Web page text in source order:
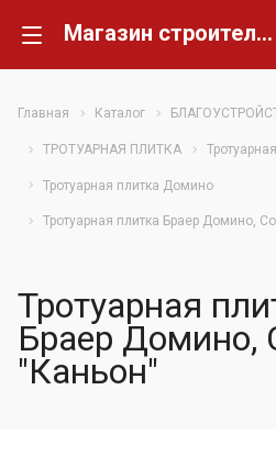
Магазин строительных материалов Склад Кирпича
Главная Каталог
ТРОТУАРНАЯ ПЛИТКА
Тротуарная плитка Домино
Тротуарная плитка Браер Домино,
Тротуарная
Браер Домино,
"Каньон"